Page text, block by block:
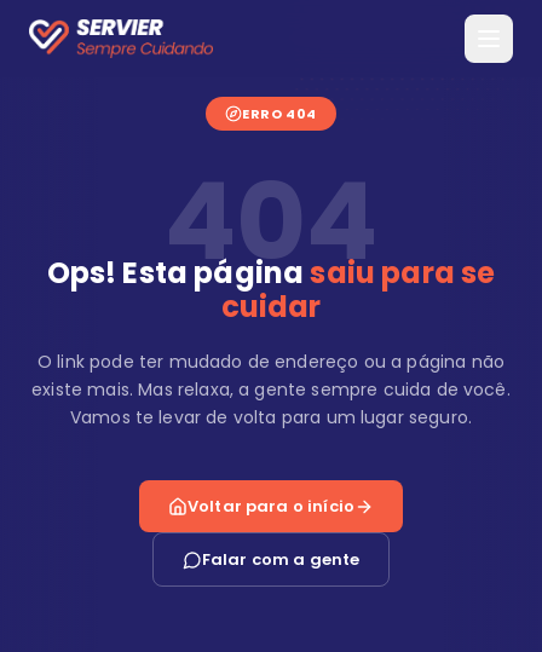
ERRO 404
404
Ops! Esta páginasaiu para se
cuidar
O link pode ter mudado de endereço ou a página não
existe mais. Mas relaxa, a gente sempre cuida de você.
Vamos te levar de volta para um lugar seguro.
Voltar para o início
Falar com a gente